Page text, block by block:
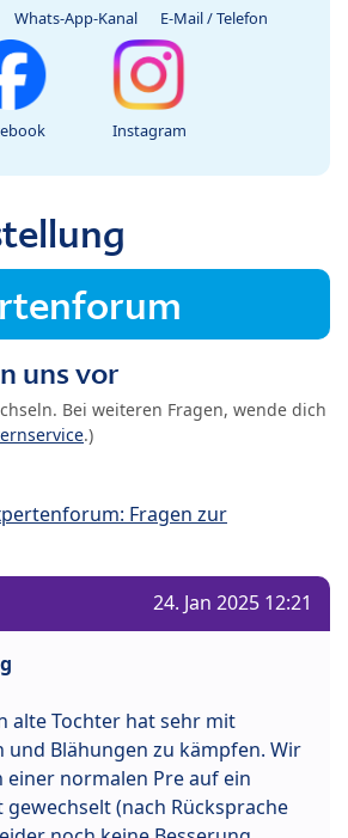
Whats-App-Kanal E-Mail / Telefon
Instagram
uns vor
Bei weiteren Fragen, wende dich
.)
Fragen zur
24. Jan 2025 12:21
alte Tochter hat sehr mit
und Blähungen zu kämpfen. Wir
einer normalen Pre auf ein
(nach Rücksprache